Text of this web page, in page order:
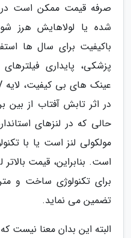
صرفه قیمت ممکن است
شده یا لولاهایش هرز
باکیفیت برای سال ها
پزشکی، پایداری
در اثر تابش آفتاب از بین
حالی که در لنزهای
مولکولی لنز است یا با
است. بنابراین، قیمت بالاتر
برای تکنولوژی ساخت و
تضمین می نماید.
البته این بدان معنا نیست